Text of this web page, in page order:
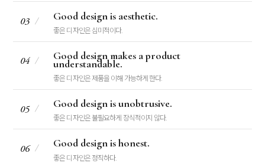
03 Good design is aesthetic.
좋은 디자인은 심미적이다.
04 Good design makes a product
understandable.
좋은 디자인은 제품을 이해 가능하게 한다.
05 Good design is unobtrusive.
좋은 디자인은 불필요하게 장식적이지 않다.
06 Good design is honest.
좋은 디자인은 정직하다.